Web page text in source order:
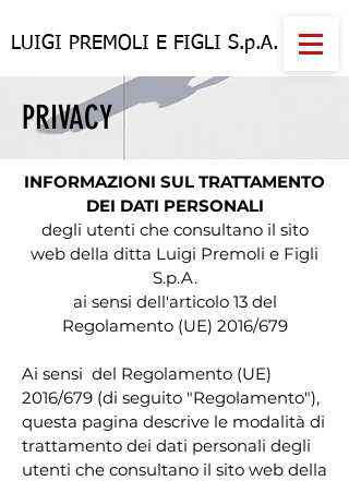
LUIGI PREMOLI E FIGLI S.p.A.
PRIVACY
INFORMAZIONI SUL TRATTAMENTO
DEI DATI PERSONALI
degli utenti che consultano il sito
web della ditta Luigi Premoli e Figli
S.p.A.
ai sensi dell'articolo 13 del
Regolamento (UE) 2016/679
Ai sensi del Regolamento (UE)
2016/679 (di seguito "Regolamento"),
questa pagina descrive le modalità di
trattamento dei dati personali degli
utenti che consultano il sito web della